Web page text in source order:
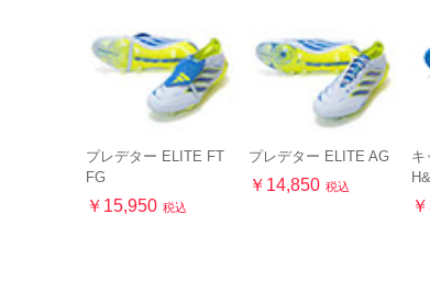
プレデター ELITE FT
FG
￥15,950 税込
プレデター ELITE AG
￥14,850 税込
キ